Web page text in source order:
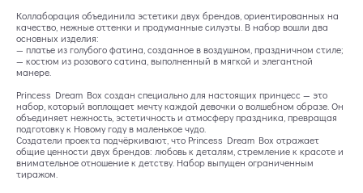
Коллаборация объединила эстетики двух брендов, ориентированных на
качество, нежные оттенки и продуманные силуэты. В набор вошли два
основных изделия:
— платье из голубого фатина, созданное в воздушном, праздничном стиле;
— костюм из розового сатина, выполненный в мягкой и элегантной
манере.
Princess Dream Box создан специально для настоящих принцесс — это
набор, который воплощает мечту каждой девочки о волшебном образе. Он
объединяет нежность, эстетичность и атмосферу праздника, превращая
подготовку к Новому году в маленькое чудо.
Создатели проекта подчёркивают, что Princess Dream Box отражает
общие ценности двух брендов: любовь к деталям, стремление к красоте и
внимательное отношение к детству. Набор выпущен ограниченным
тиражом.